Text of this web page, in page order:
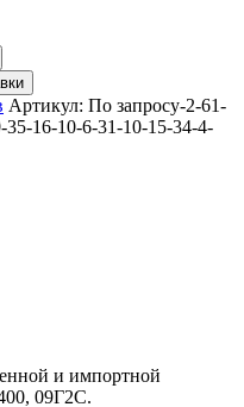
Артикул: По запросу-2-61-
16-10-6-31-10-15-34-4-
и импортной
09Г2С.